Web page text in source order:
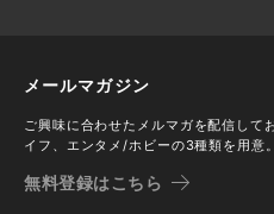
メールマガジン
ご興味に合わせたメルマガを配信して
イフ、エンタメ/ホビーの3種類を用意。
無料登録はこちら